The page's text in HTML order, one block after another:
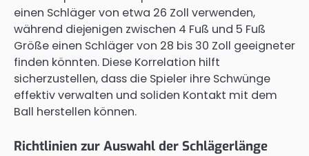
einen Schläger von etwa 26 Zoll verwenden,
während diejenigen zwischen 4 Fuß und 5 Fuß
Größe einen Schläger von 28 bis 30 Zoll geeigneter
finden könnten. Diese Korrelation hilft
sicherzustellen, dass die Spieler ihre Schwünge
effektiv verwalten und soliden Kontakt mit dem
Ball herstellen können.
Richtlinien zur Auswahl der Schlägerlänge